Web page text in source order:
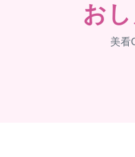
お
美看